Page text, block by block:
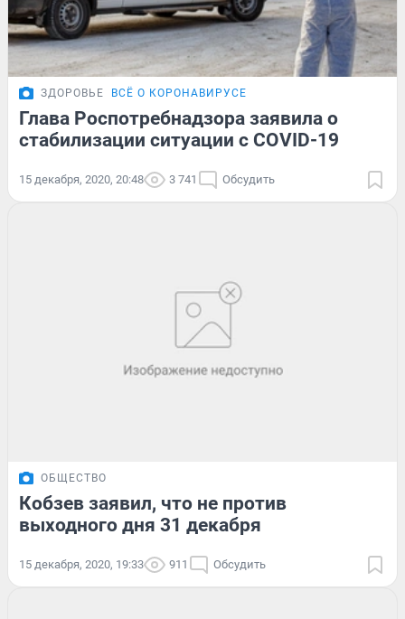
ЗДОРОВЬЕ ВСЁ О КОРОНАВИРУСЕ
Глава Роспотребнадзора заявила о
стабилизации ситуации с COVID-19
15 декабря, 2020, 20:48 3 741 Обсудить
ОБЩЕСТВО
Кобзев заявил, что не против
выходного дня 31 декабря
15 декабря, 2020, 19:33 911 Обсудить